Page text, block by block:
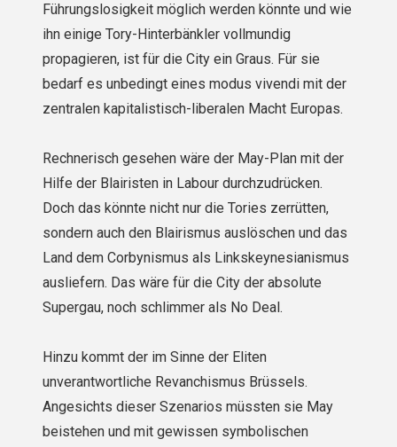
Führungslosigkeit möglich werden könnte und wie
ihn einige Tory-Hinterbänkler vollmundig
propagieren, ist für die City ein Graus. Für sie
bedarf es unbedingt eines modus vivendi mit der
zentralen kapitalistisch-liberalen Macht Europas.
Rechnerisch gesehen wäre der May-Plan mit der
Hilfe der Blairisten in Labour durchzudrücken.
Doch das könnte nicht nur die Tories zerrütten,
sondern auch den Blairismus auslöschen und das
Land dem Corbynismus als Linkskeynesianismus
ausliefern. Das wäre für die City der absolute
Supergau, noch schlimmer als No Deal.
Hinzu kommt der im Sinne der Eliten
unverantwortliche Revanchismus Brüssels.
Angesichts dieser Szenarios müssten sie May
beistehen und mit gewissen symbolischen